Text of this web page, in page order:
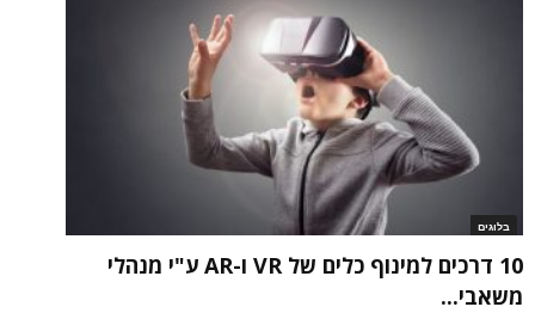
בלוגים
10 דרכים למינוף כלים של VR ו-AR ע"י מנהלי
משאבי...